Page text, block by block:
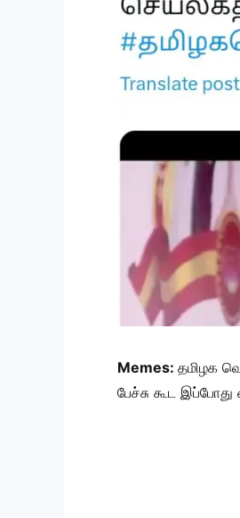
Memes: தமிழக
பேச்சு கூட இப்போது